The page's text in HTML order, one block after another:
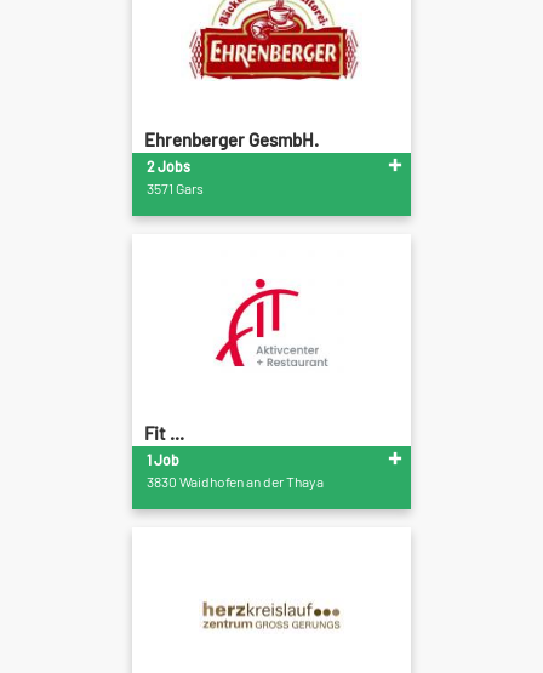
Ehrenberger GesmbH.
2 Jobs
3571 Gars
Fit ...
1 Job
3830 Waidhofen an der Thaya